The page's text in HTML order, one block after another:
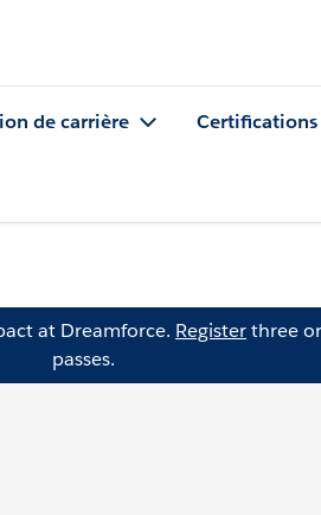
de carrière Certifications
at Dreamforce. Registerthree
passes.